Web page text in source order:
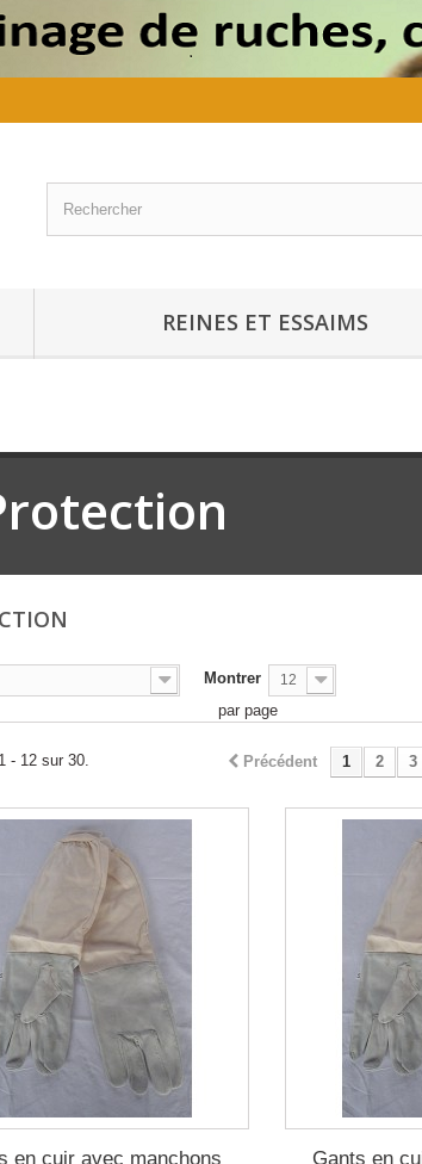
REINES ET ESSAIMS
Montrer 12
par page
Précédent 1 2 3
- 12 sur 30.
en cuir avec manchons
Gants en